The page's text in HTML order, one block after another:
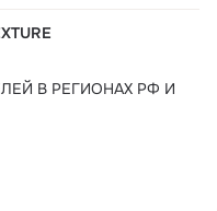
В РЕГИОНАХ РФ И